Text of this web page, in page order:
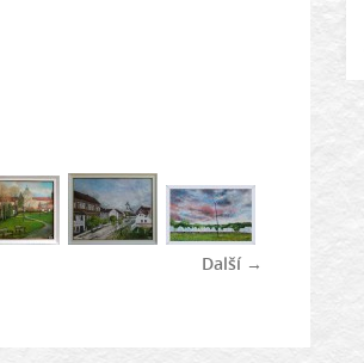
Další →